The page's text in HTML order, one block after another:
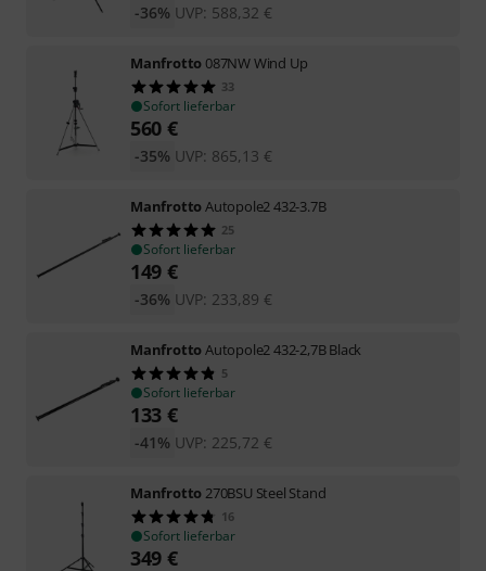
UVP: 588,32 €
-36%
Manfrotto 087NW Wind Up
33
Sofort lieferbar
560 €
UVP: 865,13 €
-35%
ManfrottoAutopole2 432-3.7B
25
Sofort lieferbar
149 €
UVP: 233,89 €
-36%
ManfrottoAutopole2 432-2,7B Black
5
Sofort lieferbar
133 €
UVP: 225,72 €
-41%
Manfrotto 270BSU Steel Stand
16
Sofort lieferbar
349 €